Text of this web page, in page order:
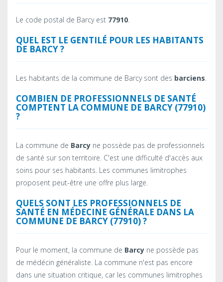
Le code postal de Barcy est 77910.
QUEL EST LE GENTILÉ POUR LES HABITANTS
DE BARCY ?
Les habitants de la commune de Barcy sont des barciens.
COMBIEN DE PROFESSIONNELS DE SANTÉ
COMPTENT LA COMMUNE DE BARCY (77910)
?
La commune de Barcy ne possède pas de professionnels
de santé sur son territoire. C'est une difficulté d'accès aux
soins pour ses habitants. Les communes limitrophes
proposent peut-être une offre plus large.
QUELS SONT LES PROFESSIONNELS DE
SANTÉ EN MÉDECINE GÉNÉRALE DANS LA
COMMUNE DE BARCY (77910) ?
Pour le moment, la commune de Barcy ne possède pas
de médécin généraliste. La commune n'est pas encore
dans une situation critique, car les communes limitrophes